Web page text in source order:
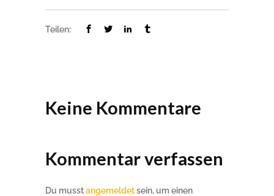
Teilen:
Keine Kommentare
Kommentar verfassen
Du musstangemeldetsein, um einen